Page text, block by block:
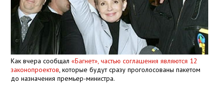
Как вчера сообщал«Багнет», частью соглашения являются 12
законопроектов, которые будут сразу проголосованы пакетом
до назначения премьер-министра.